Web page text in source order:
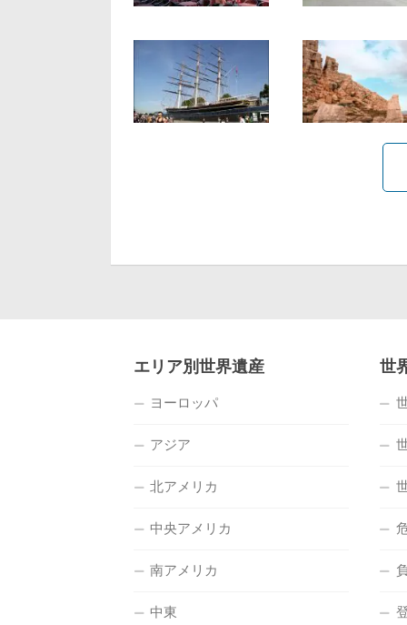
エリア別世界遺産
ヨーロッパ
アジア
北アメリカ
中央アメリカ
南アメリカ
中東
世